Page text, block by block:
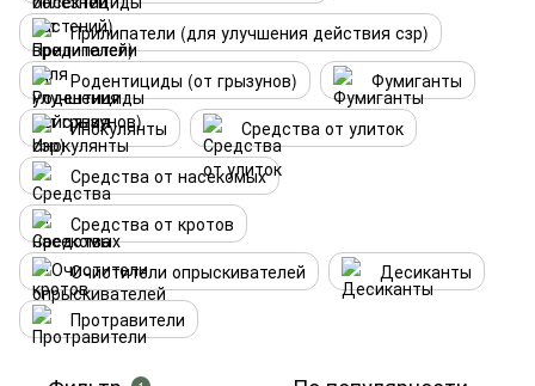
Прилипатели (для улучшения действия сзр)
Родентициды (от грызунов)
Фумиганты
Инокулянты
Средства от улиток
Средства от насекомых
Средства от кротов
Очистители опрыскивателей
Десиканты
Протравители